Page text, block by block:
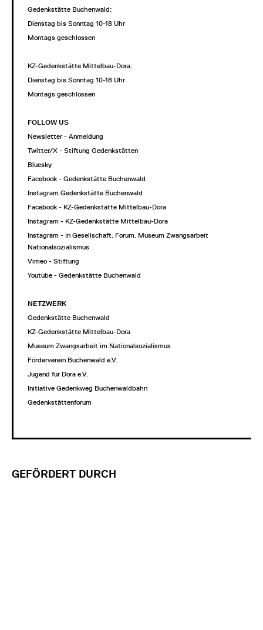
Gedenkstätte Buchenwald:
Dienstag bis Sonntag 10-18 Uhr
Montags geschlossen
KZ-Gedenkstätte Mittelbau-Dora:
Dienstag bis Sonntag 10-18 Uhr
Montags geschlossen
FOLLOW US
Newsletter - Anmeldung
Twitter/X - Stiftung Gedenkstätten
Bluesky
Facebook - Gedenkstätte Buchenwald
Instagram Gedenkstätte Buchenwald
Facebook - KZ-Gedenkstätte Mittelbau-Dora
Instagram - KZ-Gedenkstätte Mittelbau-Dora
Instagram - In Gesellschaft. Forum. Museum Zwangsarbeit im
Nationalsozialismus
Vimeo - Stiftung
Youtube - Gedenkstätte Buchenwald
NETZWERK
Gedenkstätte Buchenwald
KZ-Gedenkstätte Mittelbau-Dora
Museum Zwangsarbeit im Nationalsozialismus
Förderverein Buchenwald e.V.
Jugend für Dora e.V.
Initiative Gedenkweg Buchenwaldbahn
Gedenkstättenforum
GEFÖRDERT DURCH